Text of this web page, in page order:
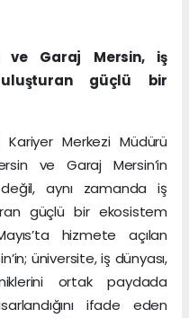
ve Garaj Mersin, iş
güçlü bir
Kariyer Merkezi Müdürü
ve Garaj Mersin’in
aynı zamanda iş
güçlü bir ekosistem
hizmete açılan
üniversite, iş dünyası,
ortak paydada
ifade eden